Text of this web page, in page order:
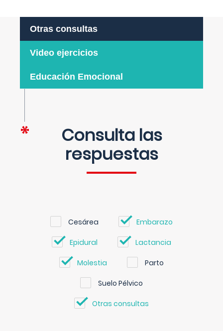
Otras consultas
Video ejercicios
Educación Emocional
Consulta las
respuestas
Cesárea Embarazo
Epidural Lactancia
Molestia Parto
Suelo Pélvico
Otras consultas